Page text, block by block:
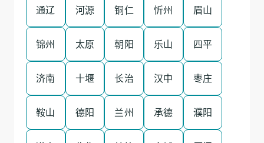
通辽 河源 铜仁 忻州 眉山
锦州 太原 朝阳 乐山 四平
济南 十堰 长治 汉中 枣庄
鞍山 德阳 兰州 承德 濮阳